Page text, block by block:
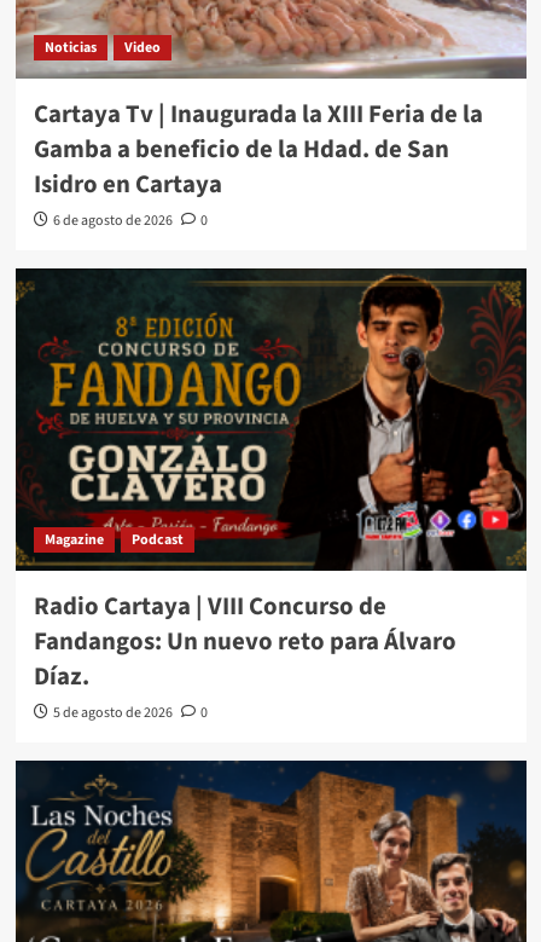
Noticias Video
Cartaya Tv | Inaugurada la XIII Feria de la
Gamba a beneficio de la Hdad. de San
Isidro en Cartaya
6 de agosto de 2026 0
Magazine Podcast
Radio Cartaya | VIII Concurso de
Fandangos: Un nuevo reto para Álvaro
Díaz.
5 de agosto de 2026 0